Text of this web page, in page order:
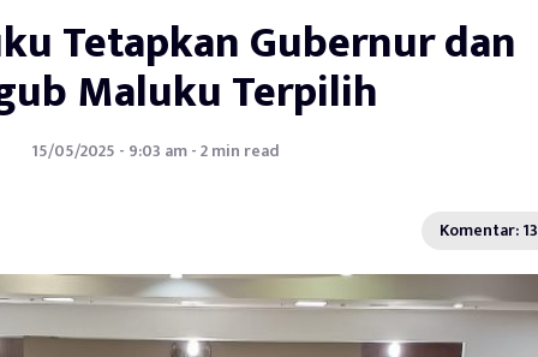
Tetapkan Gubernur dan
Maluku Terpilih
15/05/2025 - 9:03 am - 2 min read
Komentar: 13